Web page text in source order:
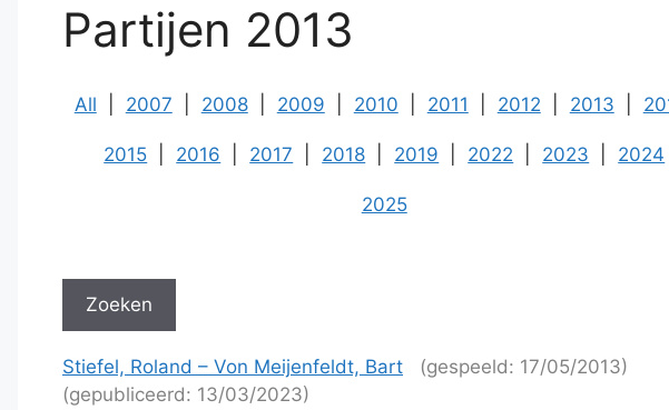
Partijen 2013
All 2007 2008 2009 2010 2011 2012 2013
2015 2016 2017 2018 2019 2022 2023 2024
2025
Stiefel, Roland – Von Meijenfeldt, Bart
(gespeeld: 17/05/2013)
(gepubliceerd: 13/03/2023)